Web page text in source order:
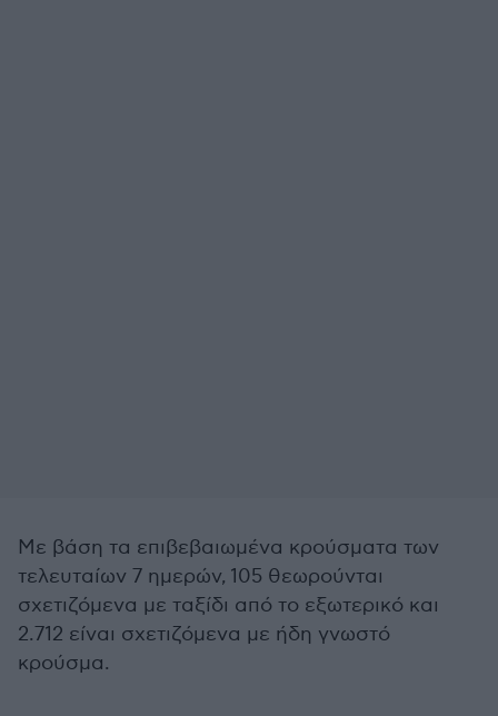
Με βάση τα επιβεβαιωμένα κρούσματα των
τελευταίων 7 ημερών, 105 θεωρούνται
σχετιζόμενα με ταξίδι από το εξωτερικό και
2.712 είναι σχετιζόμενα με ήδη γνωστό
κρούσμα.